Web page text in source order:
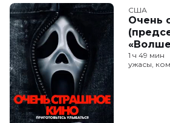
США
Очень
1 ч 49 мин
ужасы,